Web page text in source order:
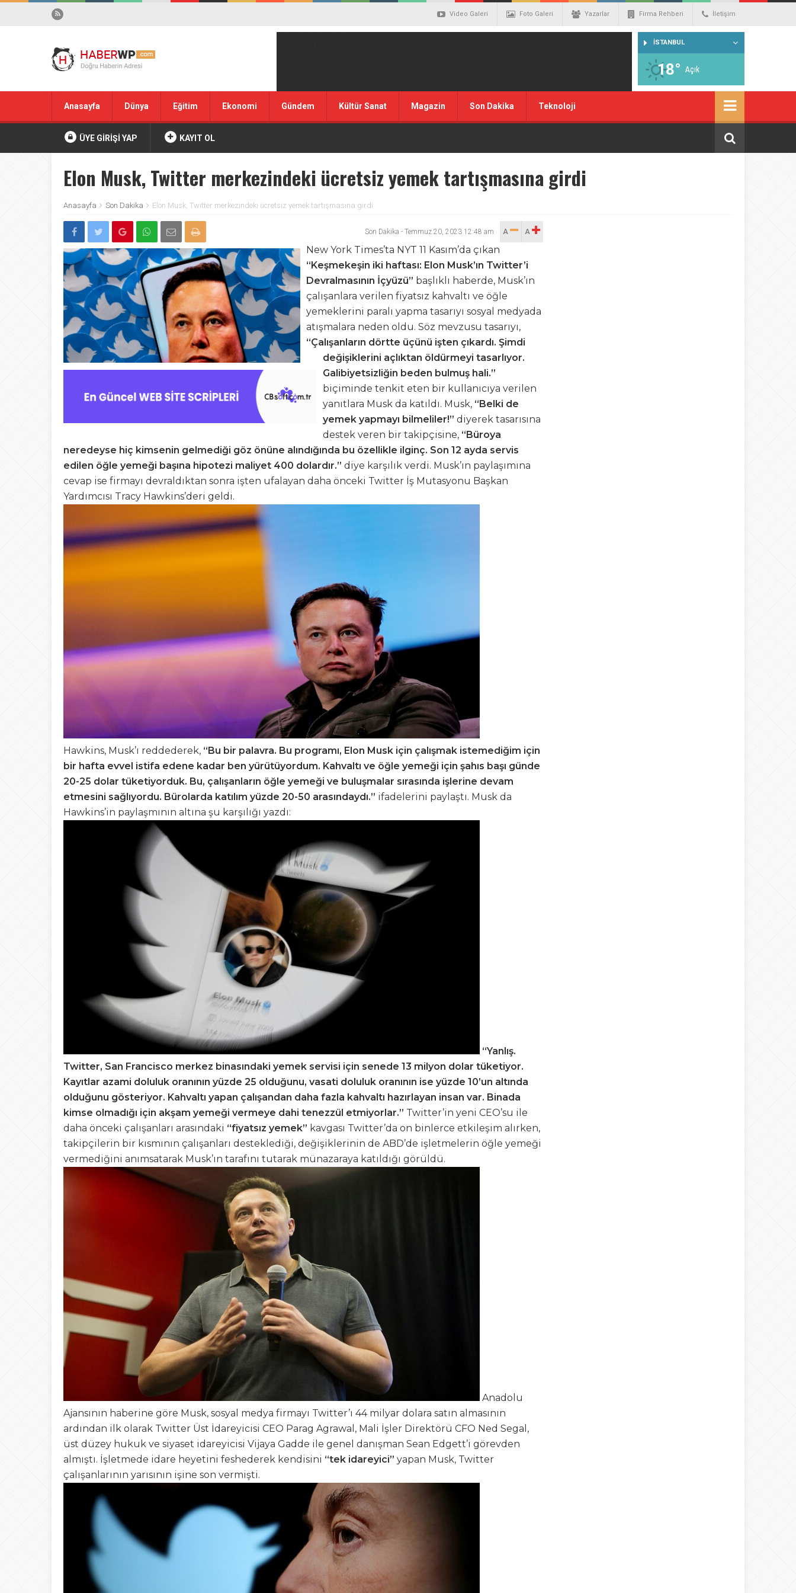
Video Galeri Foto Galeri Yazarlar Firma Rehberi İletişim
İSTANBUL
18° Açık
Anasayfa Dünya Eğitim Ekonomi Gündem Kültür Sanat Magazin Son Dakika Teknoloji
ÜYE GİRİŞİ YAP KAYIT OL
Elon Musk, Twitter merkezindeki ücretsiz yemek tartışmasına girdi
Anasayfa Son Dakika Elon Musk, Twitter merkezindeki ücretsiz yemek tartışmasına girdi
Son Dakika - Temmuz 20, 2023 12:48 am A
A
New York Times’ta NYT 11 Kasım’da çıkan
“Keşmekeşin iki haftası: Elon Musk’ın Twitter’i
Devralmasının İçyüzü” başlıklı haberde, Musk’ın
çalışanlara verilen fiyatsız kahvaltı ve öğle
yemeklerini paralı yapma tasarıyı sosyal medyada
atışmalara neden oldu. Söz mevzusu tasarıyı,
“Çalışanların dörtte üçünü işten çıkardı. Şimdi
değişiklerini açlıktan öldürmeyi tasarlıyor.
Galibiyetsizliğin beden bulmuş hali.”
biçiminde tenkit eten bir kullanıcıya verilen
yanıtlara Musk da katıldı. Musk, “Belki de
yemek yapmayı bilmeliler!” diyerek tasarısına
destek veren bir takipçisine, “Büroya
neredeyse hiç kimsenin gelmediği göz önüne alındığında bu özellikle ilginç. Son 12 ayda servis
edilen öğle yemeği başına hipotezi maliyet 400 dolardır.” diye karşılık verdi. Musk’ın paylaşımına
cevap ise firmayı devraldıktan sonra işten ufalayan daha önceki Twitter İş Mutasyonu Başkan
Yardımcısı Tracy Hawkins’deri geldi.
Hawkins, Musk’ı reddederek, “Bu bir palavra. Bu programı, Elon Musk için çalışmak istemediğim için
bir hafta evvel istifa edene kadar ben yürütüyordum. Kahvaltı ve öğle yemeği için şahıs başı günde
20-25 dolar tüketiyorduk. Bu, çalışanların öğle yemeği ve buluşmalar sırasında işlerine devam
etmesini sağlıyordu. Bürolarda katılım yüzde 20-50 arasındaydı.” ifadelerini paylaştı. Musk da
Hawkins’in paylaşmının altına şu karşılığı yazdı:
“Yanlış.
Twitter, San Francisco merkez binasındaki yemek servisi için senede 13 milyon dolar tüketiyor.
Kayıtlar azami doluluk oranının yüzde 25 olduğunu, vasati doluluk oranının ise yüzde 10’un altında
olduğunu gösteriyor. Kahvaltı yapan çalışandan daha fazla kahvaltı hazırlayan insan var. Binada
kimse olmadığı için akşam yemeği vermeye dahi tenezzül etmiyorlar.” Twitter’in yeni CEO’su ile
daha önceki çalışanları arasındaki “fiyatsız yemek” kavgası Twitter’da on binlerce etkileşim alırken,
takipçilerin bir kısmının çalışanları desteklediği, değişiklerinin de ABD’de işletmelerin öğle yemeği
vermediğini anımsatarak Musk’ın tarafını tutarak münazaraya katıldığı görüldü.
Anadolu
Ajansının haberine göre Musk, sosyal medya firmayı Twitter’ı 44 milyar dolara satın almasının
ardından ilk olarak Twitter Üst İdareyicisi CEO Parag Agrawal, Mali İşler Direktörü CFO Ned Segal,
üst düzey hukuk ve siyaset idareyicisi Vijaya Gadde ile genel danışman Sean Edgett’i görevden
almıştı. İşletmede idare heyetini feshederek kendisini “tek idareyici” yapan Musk, Twitter
çalışanlarının yarısının işine son vermişti.